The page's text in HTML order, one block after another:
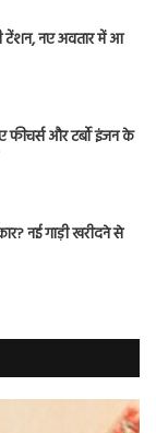
नए अवतार में आ
फीचर्स और टर्बो इंजन के
नई गाड़ी खरीदने से